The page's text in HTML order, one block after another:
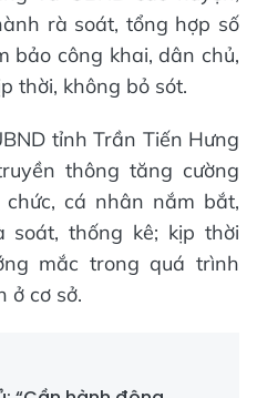
rà soát, tổng hợp số
bảo công khai, dân chủ,
thời, không bỏ sót.
tỉnh Trần Tiến Hưng
thông tăng cường
cá nhân nắm bắt,
soát, thống kê; kịp thời
mắc trong quá trình
ở cơ sở.